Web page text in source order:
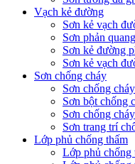
Vạch kẻ đường
Sơn kẻ vạch
Sơn phản
Sơn kẻ đường
Sơn kẻ vạch
Sơn chống cháy
Sơn chống
Sơn bột chống
Sơn chống
Sơn trang trí
Lớp phủ chống thấm
Lớp phủ chống